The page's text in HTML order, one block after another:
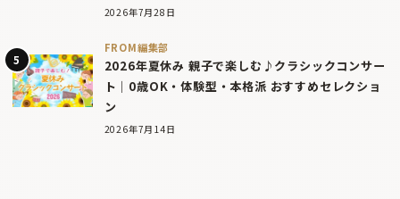
2026年7月28日
FROM編集部
2026年夏休み 親子で楽しむ♪クラシックコンサー
ト｜0歳OK・体験型・本格派 おすすめセレクショ
ン
2026年7月14日